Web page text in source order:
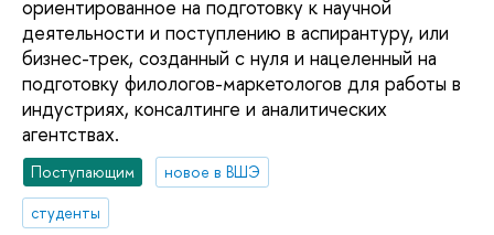
ориентированное на подготовку к научной
деятельности и поступлению в аспирантуру, или
бизнес-трек, созданный с нуля и нацеленный на
подготовку филологов-маркетологов для работы в
индустриях, консалтинге и аналитических
агентствах.
Поступающим
новое в ВШЭ
студенты